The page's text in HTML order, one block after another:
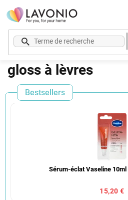
Aller
au
contenu
gloss à lèvres
Bestsellers
Sérum-éclat Vaseline
15,20 €